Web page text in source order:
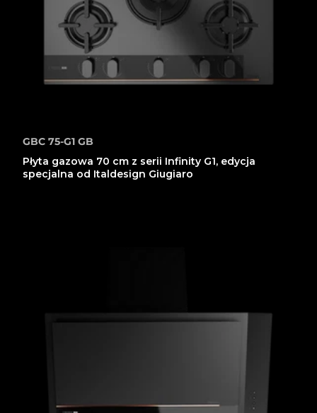
GBC 75-G1 GB
Płyta gazowa 70 cm z serii Infinity G1, edycja
specjalna od Italdesign Giugiaro